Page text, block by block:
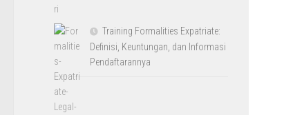
Training Formalities Expatriate:
Definisi, Keuntungan, dan Informasi
Pendaftarannya